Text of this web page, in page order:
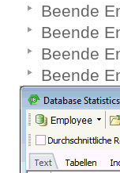
Beende
Beende
Beende
Beende